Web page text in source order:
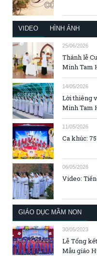
VIDEO HÌNH ẢNH
25/06/2026
Thánh lễ
Minh Tam
14/05/2026
Lời thiêng
Minh Tam
11/05/2026
Ca khúc:
06/05/2026
Video:
GIÁO DỤC MẦM NON
30/05/2023
Lễ Tổng
Mẫu giáo